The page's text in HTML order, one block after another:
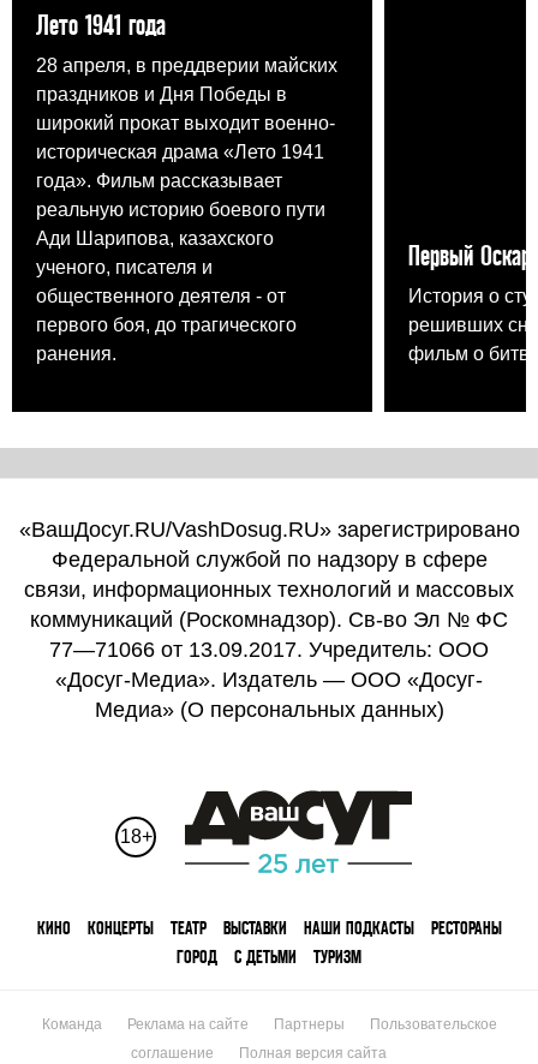
Лето 1941 года
28 апреля, в преддверии майских
праздников и Дня Победы в
широкий прокат выходит военно-
историческая драма «Лето 1941
года». Фильм рассказывает
реальную историю боевого пути
Ади Шарипова, казахского
ученого, писателя и
общественного деятеля - от
первого боя, до трагического
ранения.
Первый Оскар
История о
решивших
фильм о
«ВашДосуг.RU/VashDosug.RU» зарегистрировано
Федеральной службой по надзору в сфере
связи, информационных технологий и массовых
коммуникаций (Роскомнадзор). Св-во Эл № ФС
77—71066 от 13.09.2017. Учредитель: ООО
«Досуг-Медиа». Издатель — ООО «Досуг-
Медиа» (О персональных данных)
18+
КИНО КОНЦЕРТЫ ТЕАТР ВЫСТАВКИ НАШИ ПОДКАСТЫ
РЕСТОРАНЫ
ГОРОД
С ДЕТЬМИ ТУРИЗМ
Команда Реклама на сайте Партнеры
Пользовательское
соглашение
Полная версия сайта